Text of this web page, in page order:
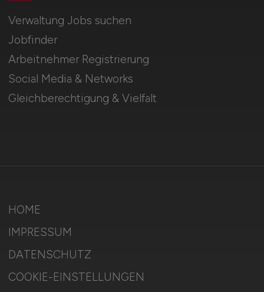
Verwaltung Jobs suchen
Jobfinder
Arbeitnehmer Registrierung
Social Media & Networks
Gleichberechtigung & Vielfalt
HOME
IMPRESSUM
DATENSCHUTZ
COOKIE-EINSTELLUNGEN